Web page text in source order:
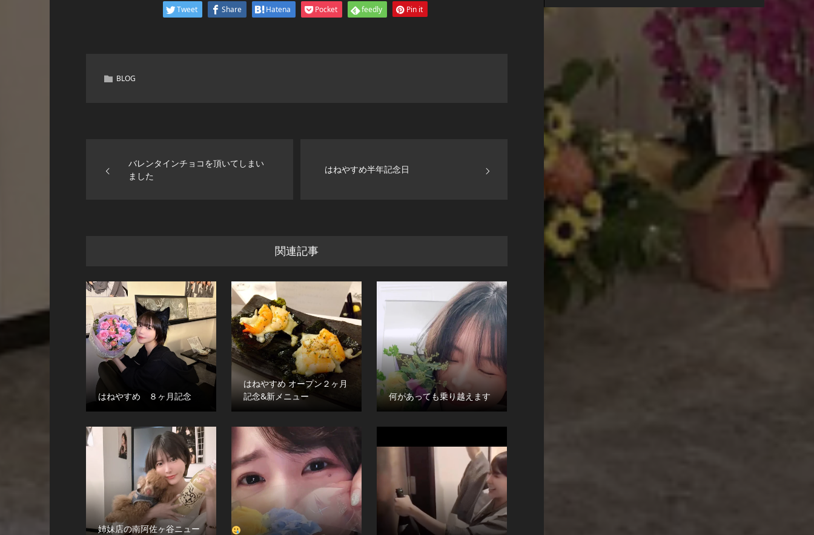
Tweet Share Hatena Pocket feedly Pin it
BLOG
バレンタインチョコを頂いてしまい
ました
はねやすめ半年記念日
関連記事
はねやすめ ８ヶ月記念
はねやすめ オープン２ヶ月
記念&新メニュー
何があっても乗り越えます
姉妹店の南阿佐ヶ谷ニュー